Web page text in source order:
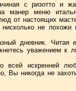
с ризотто и
манер меню
от настоящих
не похожи
дневник. Читая
уважением к
всей искренней
Вы никогда не